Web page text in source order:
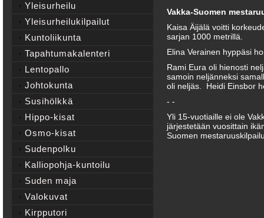
Vakka-Suomen
Kaisa Äijälä voitti
sarjan 1000 metrillä.
Elina Verainen hyppäsi
Rami Eura oli hienosti
samoin neljänneksi
oli neljäs. Heidi Einsbor
- -
Yli 15-vuotiaille ei ole
järjestetään vuosittain
Suomen
Yleisurheilu
Yleisurheilukilpailut
Kuntoliikunta
Tapahtumakalenteri
Lentopallo
Johtokunta
Susihölkkä
Hippo-kisat
Osmo-kisat
Sudenpolku
Kalliopohja-kuntoilu
Suden maja
Valokuvat
Kirpputori